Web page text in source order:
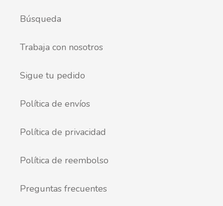
Búsqueda
Trabaja con nosotros
Sigue tu pedido
Política de envíos
Política de privacidad
Política de reembolso
Preguntas frecuentes